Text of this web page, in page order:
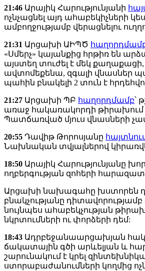
21:46 Արայիկ Հարությունյանի
ոչնչացնել այդ ահաբեկիչների
ամբողջությամբ վերացնելու
21:31 Արցախի ԱԻՊԾ
«Սմերչ» կայանքից հրթիռ են
այստեղ տուժել է մեկ
ավտոմեքենա, զգալի վնասներ
պահին բնակելի 2 տուն է
21:27 Արցախի ՊԲ հաղորդմամբ՝
առաջ հակառակորդի թիրախում
Պատճառված մյուս վնասների
20:55 Դավիթ Թորոսյանը
Նախնական տվյալներով կիրառվել
18:50 Արայիկ Հարությունյանը
ողբերգության զոհերի
Արցախի նախագահը խստորեն
բնակչությանը
նույնպես ահաբեկչության
նկրտումների ու փորձերի դեմ:
18:43 Ադրբեջանաարցախյան
ճակատային գծի արևելյան և
շարունակում է կրել
ստորաբաժանումների կողմից